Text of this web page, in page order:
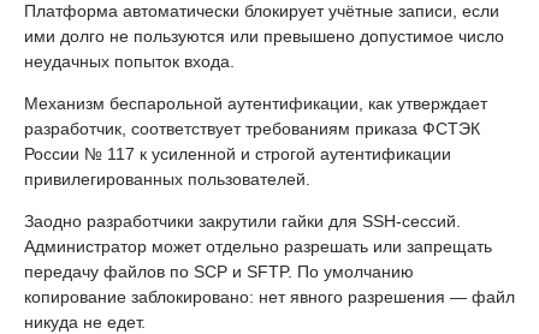
Платформа автоматически блокирует учётные записи, если
ими долго не пользуются или превышено допустимое число
неудачных попыток входа.
Механизм беспарольной аутентификации, как утверждает
разработчик, соответствует требованиям приказа ФСТЭК
России № 117 к усиленной и строгой аутентификации
привилегированных пользователей.
Заодно разработчики закрутили гайки для SSH-сессий.
Администратор может отдельно разрешать или запрещать
передачу файлов по SCP и SFTP. По умолчанию
копирование заблокировано: нет явного разрешения — файл
никуда не едет.